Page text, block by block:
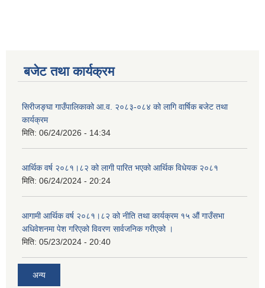
बजेट तथा कार्यक्रम
सिरीजङ्घा गाउँपालिकाको आ.व. २०८३-०८४ को लागि वार्षिक बजेट तथा
कार्यक्रम
मिति: 06/24/2026 - 14:34
आर्थिक वर्ष २०८१।८२ को लागी पारित भएको आर्थिक विधेयक २०८१
मिति: 06/24/2024 - 20:24
आगामी आर्थिक वर्ष २०८१।८२ को नीति तथा कार्यक्रम १५ औं गाउँसभा
अधिवेशनमा पेश गरिएको विवरण सार्वजनिक गरीएको ।
मिति: 05/23/2024 - 20:40
अन्य